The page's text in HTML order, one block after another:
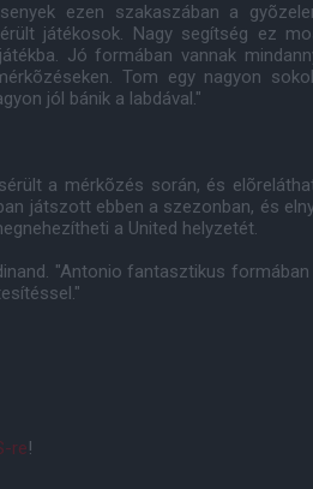
ezen szakaszában a
játékosok. Nagy segítség ez
Jó formában vannak
Tom egy nagyon
jól bánik a labdával."
a mérkõzés során, és
játszott ebben a szezonban, és
a United helyzetét.
"Antonio fantasztikus formában
re!